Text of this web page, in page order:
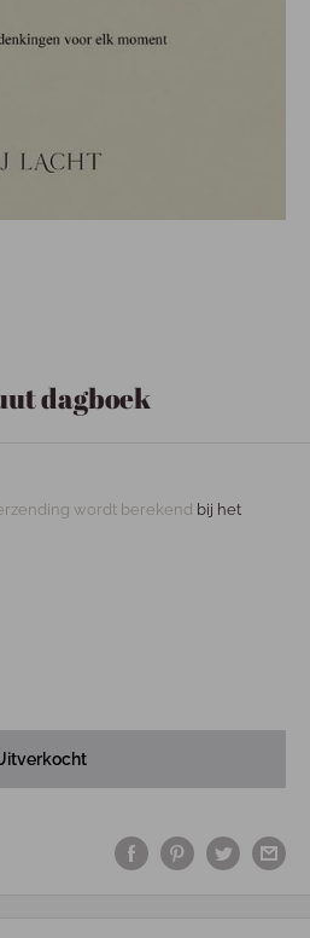
dagboek
wordt berekend bij het